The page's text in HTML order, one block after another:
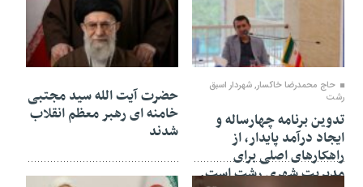
حاج محمدرضا خاکسار, شهردار اسبق
رشت
تدوین برنامه چهارساله و
ایجاد درآمد پایدار، از
راهکارهای اصلی برای
مدیریت شهری رشت است.
حضرت آیت الله سید مجتبی
خامنه ای رهبر معظم انقلاب
شدند